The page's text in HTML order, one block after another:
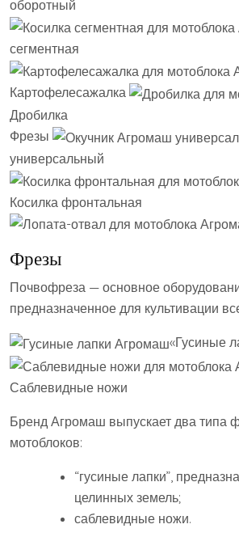
оборотный
сегментная
Картофелесажалка
Дробилка
Фрезы
универсальный
Косилка фронтальная
Фрезы
Почвофреза — основное
предназначенное для культивации
«Гусиные
Саблевидные ножи
Бренд Агромаш выпускает два типа
мотоблоков:
“гусиные лапки”,
целинных земель;
саблевидные ножи.